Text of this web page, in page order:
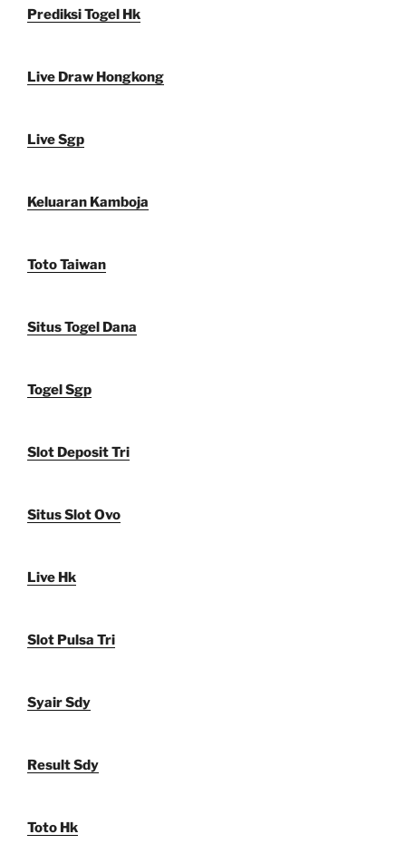
Prediksi Togel Hk
Live Draw Hongkong
Live Sgp
Keluaran Kamboja
Toto Taiwan
Situs Togel Dana
Togel Sgp
Slot Deposit Tri
Situs Slot Ovo
Live Hk
Slot Pulsa Tri
Syair Sdy
Result Sdy
Toto Hk